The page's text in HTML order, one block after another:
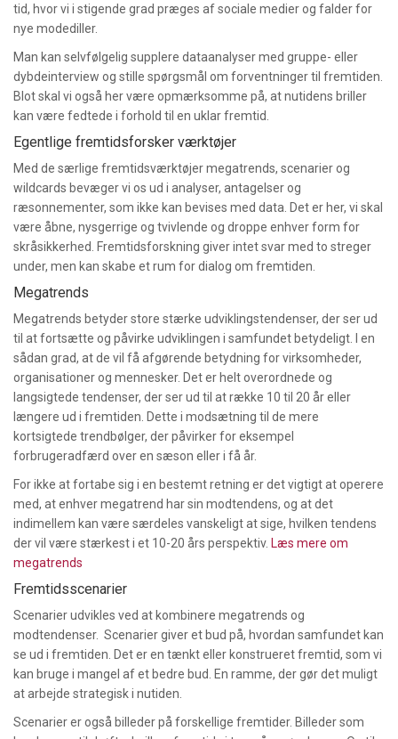
tid, hvor vi i stigende grad præges af sociale medier og falder for
nye modediller.
Man kan selvfølgelig supplere dataanalyser med gruppe- eller
dybdeinterview og stille spørgsmål om forventninger til fremtiden.
Blot skal vi også her være opmærksomme på, at nutidens briller
kan være fedtede i forhold til en uklar fremtid.
Egentlige fremtidsforsker værktøjer
Med de særlige fremtidsværktøjer megatrends, scenarier og
wildcards bevæger vi os ud i analyser, antagelser og
ræsonnementer, som ikke kan bevises med data. Det er her, vi skal
være åbne, nysgerrige og tvivlende og droppe enhver form for
skråsikkerhed. Fremtidsforskning giver intet svar med to streger
under, men kan skabe et rum for dialog om fremtiden.
Megatrends
Megatrends betyder store stærke udviklingstendenser, der ser ud
til at fortsætte og påvirke udviklingen i samfundet betydeligt. I en
sådan grad, at de vil få afgørende betydning for virksomheder,
organisationer og mennesker. Det er helt overordnede og
langsigtede tendenser, der ser ud til at række 10 til 20 år eller
længere ud i fremtiden. Dette i modsætning til de mere
kortsigtede trendbølger, der påvirker for eksempel
forbrugeradfærd over en sæson eller i få år.
For ikke at fortabe sig i en bestemt retning er det vigtigt at operere
med, at enhver megatrend har sin modtendens, og at det
indimellem kan være særdeles vanskeligt at sige, hvilken tendens
der vil være stærkest i et 10-20 års perspektiv. Læs mere om
megatrends
Fremtidsscenarier
Scenarier udvikles ved at kombinere megatrends og
modtendenser. Scenarier giver et bud på, hvordan samfundet kan
se ud i fremtiden. Det er en tænkt eller konstrueret fremtid, som vi
kan bruge i mangel af et bedre bud. En ramme, der gør det muligt
at arbejde strategisk i nutiden.
Scenarier er også billeder på forskellige fremtider. Billeder som